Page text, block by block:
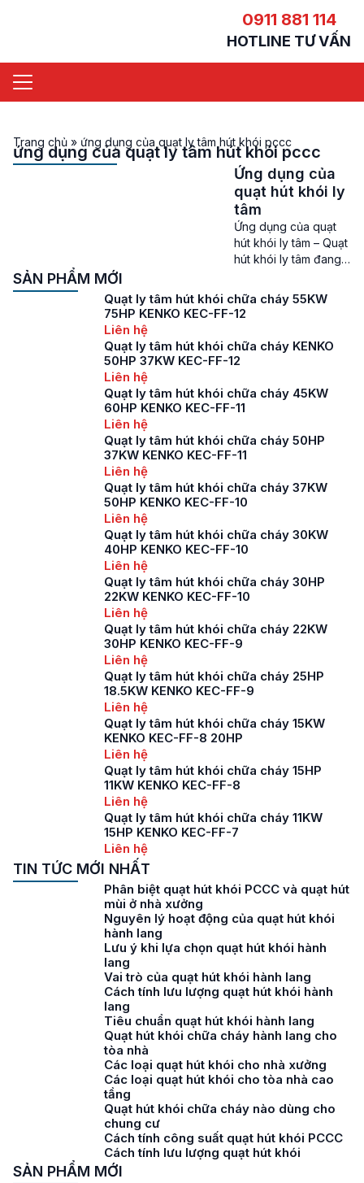
0911 881 114
HOTLINE TƯ VẤN
Trang chủ » ứng dụng của quạt ly tâm hút khói pccc
ứng dụng của quạt ly tâm hút khói pccc
Ứng dụng của
quạt hút khói ly
tâm
Ứng dụng của quạt
hút khói ly tâm – Quạt
hút khói ly tâm đang
quạt hút khói chữa
cháy được nhiều chủ
chọn để trang bị vào
các hệ thống PCCC,
khi xây dựng các
trung tâm thương mại,
SẢN PHẨM MỚI
Quạt ly tâm hút khói chữa cháy 55KW
75HP KENKO KEC-FF-12
Liên hệ
Quạt ly tâm hút khói chữa cháy KENKO
50HP 37KW KEC-FF-12
Liên hệ
Quạt ly tâm hút khói chữa cháy 45KW
60HP KENKO KEC-FF-11
Liên hệ
Quạt ly tâm hút khói chữa cháy 50HP
37KW KENKO KEC-FF-11
Liên hệ
Quạt ly tâm hút khói chữa cháy 37KW
50HP KENKO KEC-FF-10
Liên hệ
Quạt ly tâm hút khói chữa cháy 30KW
40HP KENKO KEC-FF-10
Liên hệ
Quạt ly tâm hút khói chữa cháy 30HP
22KW KENKO KEC-FF-10
Liên hệ
Quạt ly tâm hút khói chữa cháy 22KW
30HP KENKO KEC-FF-9
Liên hệ
Quạt ly tâm hút khói chữa cháy 25HP
18.5KW KENKO KEC-FF-9
Liên hệ
Quạt ly tâm hút khói chữa cháy 15KW
KENKO KEC-FF-8 20HP
Liên hệ
Quạt ly tâm hút khói chữa cháy 15HP
11KW KENKO KEC-FF-8
Liên hệ
Quạt ly tâm hút khói chữa cháy 11KW
15HP KENKO KEC-FF-7
Liên hệ
TIN TỨC MỚI NHẤT
Phân biệt quạt hút khói PCCC và quạt hút
mùi ở nhà xưởng
Nguyên lý hoạt động của quạt hút khói
hành lang
Lưu ý khi lựa chọn quạt hút khói hành
lang
Vai trò của quạt hút khói hành lang
Cách tính lưu lượng quạt hút khói hành
lang
Tiêu chuẩn quạt hút khói hành lang
Quạt hút khói chữa cháy hành lang cho
tòa nhà
Các loại quạt hút khói cho nhà xưởng
Các loại quạt hút khói cho tòa nhà cao
tầng
Quạt hút khói chữa cháy nào dùng cho
chung cư
Cách tính công suất quạt hút khói PCCC
Cách tính lưu lượng quạt hút khói
SẢN PHẨM MỚI